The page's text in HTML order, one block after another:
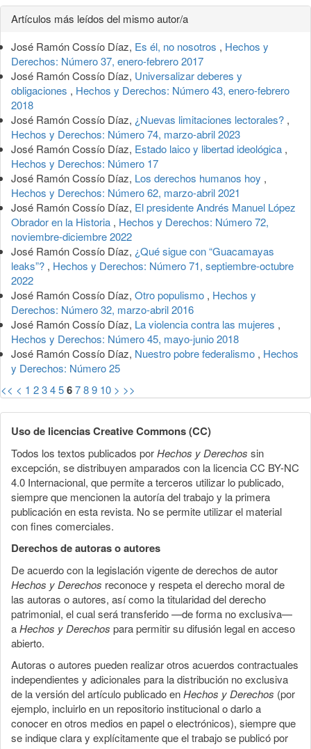
Detalles
del
artículo
Artículos más leídos del mismo autor/a
José Ramón Cossío Díaz, Es él, no nosotros , Hechos y
Derechos: Número 37, enero-febrero 2017
José Ramón Cossío Díaz, Universalizar deberes y
obligaciones , Hechos y Derechos: Número 43, enero-febrero
2018
José Ramón Cossío Díaz, ¿Nuevas limitaciones lectorales? ,
Hechos y Derechos: Número 74, marzo-abril 2023
José Ramón Cossío Díaz, Estado laico y libertad ideológica ,
Hechos y Derechos: Número 17
José Ramón Cossío Díaz, Los derechos humanos hoy ,
Hechos y Derechos: Número 62, marzo-abril 2021
José Ramón Cossío Díaz, El presidente Andrés Manuel López
Obrador en la Historia , Hechos y Derechos: Número 72,
noviembre-diciembre 2022
José Ramón Cossío Díaz, ¿Qué sigue con “Guacamayas
leaks”? , Hechos y Derechos: Número 71, septiembre-octubre
2022
José Ramón Cossío Díaz, Otro populismo , Hechos y
Derechos: Número 32, marzo-abril 2016
José Ramón Cossío Díaz, La violencia contra las mujeres ,
Hechos y Derechos: Número 45, mayo-junio 2018
José Ramón Cossío Díaz, Nuestro pobre federalismo , Hechos
y Derechos: Número 25
<< < 1 23456789 10 > >>
Uso de licencias Creative Commons (CC)
Todos los textos publicados porHechos y Derechos sin
excepción, se distribuyen amparados con la licencia CC BY-NC
4.0 Internacional, que permite a terceros utilizar lo publicado,
siempre que mencionen la autoría del trabajo y la primera
publicación en esta revista. No se permite utilizar el material
con fines comerciales.
Derechos de autoras o autores
De acuerdo con la legislación vigente de derechos de autor
Hechos y Derechos reconoce y respeta el derecho moral de
las autoras o autores, así como la titularidad del derecho
patrimonial, el cual será transferido —de forma no exclusiva—
aHechos y Derechos para permitir su difusión legal en acceso
abierto.
Autoras o autores pueden realizar otros acuerdos contractuales
independientes y adicionales para la distribución no exclusiva
de la versión del artículo publicado enHechos y Derechos (por
ejemplo, incluirlo en un repositorio institucional o darlo a
conocer en otros medios en papel o electrónicos), siempre que
se indique clara y explícitamente que el trabajo se publicó por